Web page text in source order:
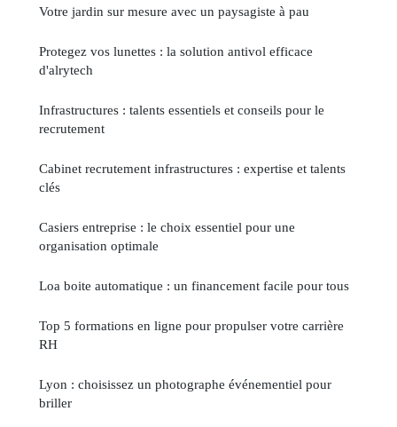
Votre jardin sur mesure avec un paysagiste à pau
Protegez vos lunettes : la solution antivol efficace
d'alrytech
Infrastructures : talents essentiels et conseils pour le
recrutement
Cabinet recrutement infrastructures : expertise et talents
clés
Casiers entreprise : le choix essentiel pour une
organisation optimale
Loa boite automatique : un financement facile pour tous
Top 5 formations en ligne pour propulser votre carrière
RH
Lyon : choisissez un photographe événementiel pour
briller